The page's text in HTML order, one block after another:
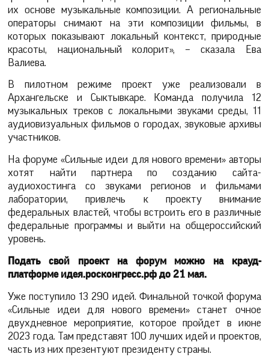
их основе музыкальные композиции. А региональные
операторы снимают на эти композиции фильмы, в
которых показывают локальный контекст, природные
красоты, национальный колорит», – сказала Ева
Валиева.
В пилотном режиме проект уже реализовали в
Архангельске и Сыктывкаре. Команда получила 12
музыкальных треков с локальными звуками среды, 11
аудиовизуальных фильмов о городах, звуковые архивы
участников.
На форуме «Сильные идеи для нового времени» авторы
хотят найти партнера по созданию сайта-
аудиохостинга со звуками регионов и фильмами
лаборатории, привлечь к проекту внимание
федеральных властей, чтобы встроить его в различные
федеральные программы и выйти на общероссийский
уровень.
Подать свой проект на форум можно на крауд-
платформе идея.росконгресс.рф до 21 мая.
Уже поступило 13 290 идей. Финальной точкой форума
«Сильные идеи для нового времени» станет очное
двухдневное мероприятие, которое пройдет в июне
2023 года. Там представят 100 лучших идей и проектов,
часть из них презентуют президенту страны.